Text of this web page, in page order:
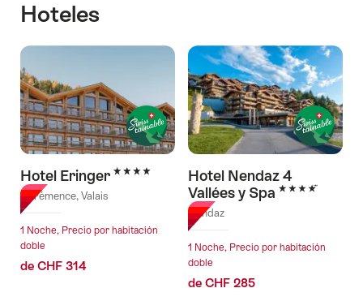
Hoteles
Hotel Eringer 4 Estrellas
Hérémence, Valais
1 Noche, Precio por habitación
doble
de CHF 314
Hotel Nendaz 4
Vallées y Spa 4 Estrellas
Nendaz
1 Noche, Precio por habitación
doble
de CHF 285